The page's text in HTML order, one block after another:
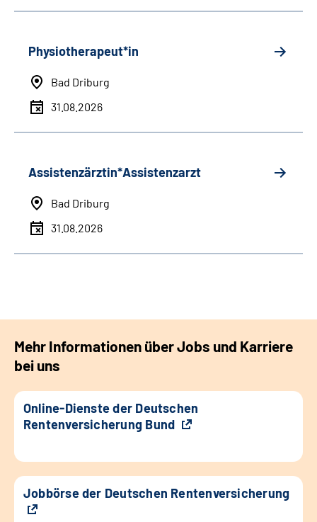
Physiotherapeut*in
Bad Driburg
31.08.2026
Assistenzärztin*Assistenzarzt
Bad Driburg
31.08.2026
Mehr Informationen über Jobs und Karriere
bei uns
Online-Dienste der Deutschen
Rentenversicherung Bund
Jobbörse der Deutschen Rentenversicherung